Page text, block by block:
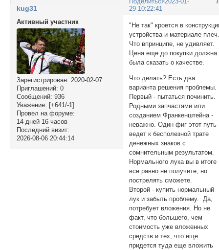
29 10:22:41
kug31
Активный участник
Зарегистрирован: 2020-02-07
Приглашений: 0
Сообщений: 936
Уважение: [+641/-1]
Провел на форуме:
14 дней 16 часов
Последний визит:
2026-08-06 20:44:14
"Не так" кроется в
устройства и материале
Что впринципе, не удивляет.
Цена еще до покупки должна
была сказать о качестве.
Что делать? Есть два
варианта решения проблемы.
Первый - пытаться починить.
Родными запчастями или
созданием Франкенштейна -
неважно. Один фиг этот путь
ведет к бесполезной трате
денежных знаков с
сомнительным результатом.
Нормального лука вы в итоге
все равно не получите, но
пострелять сможете.
Второй - купить нормальный
лук и забыть проблему. Да,
потребует вложения. Но не
факт, что большего, чем
стоимость уже вложенных
средств и тех, что еще
придется туда еще вложить